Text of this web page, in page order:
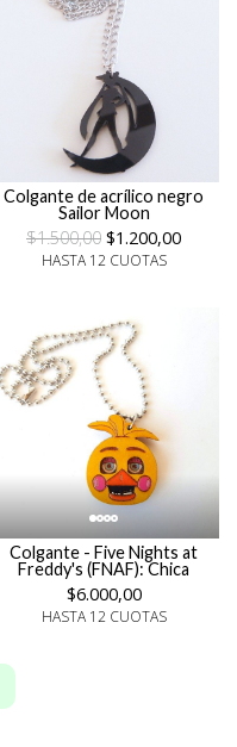
Colgante de acrílico negro
Sailor Moon
$1.500,00 $1.200,00
HASTA 12 CUOTAS
Colgante - Five Nights at
Freddy's (FNAF): Chica
$6.000,00
HASTA 12 CUOTAS